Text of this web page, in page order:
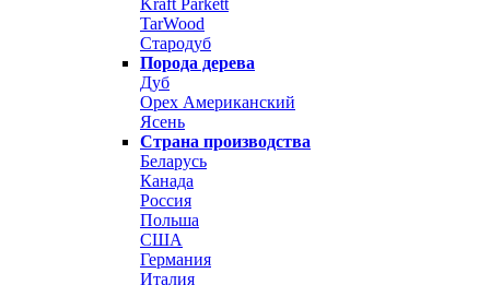
Kraft Parkett
TarWood
Стародуб
Порода дерева
Дуб
Орех Американский
Ясень
Страна производства
Беларусь
Канада
Россия
Польша
США
Германия
Италия